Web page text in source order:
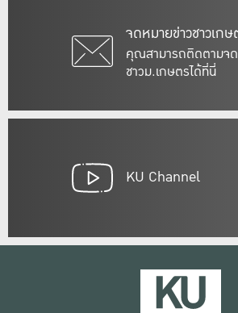
จดหมายข่าวชาวเกษ
คุณสามารถติดตามจ
ชาวม.เกษตรได้ที่นี่
KU Channel